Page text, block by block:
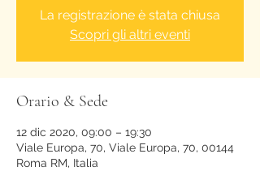
La registrazione è stata chiusa
Scopri gli altri eventi
Orario & Sede
12 dic 2020, 09:00 – 19:30
Viale Europa, 70, Viale Europa, 70, 00144
Roma RM, Italia